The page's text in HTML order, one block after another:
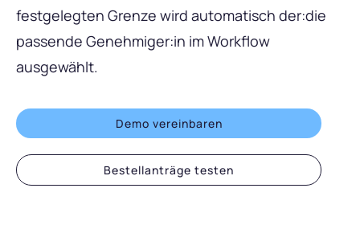
festgelegten Grenze wird automatisch der:die
passende Genehmiger:in im Workflow
ausgewählt.
Demo vereinbaren
Bestellanträge testen